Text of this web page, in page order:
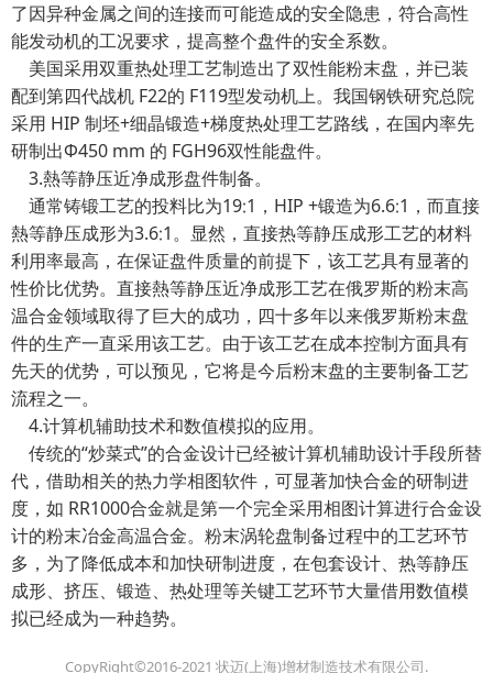
了因异种金属之间的连接而可能造成的安全隐患，符合高性
能发动机的工况要求，提高整个盘件的安全系数。
美国采用双重热处理工艺制造出了双性能粉末盘，并已装
配到第四代战机 F22的 F119型发动机上。我国钢铁研究总院
采用 HIP 制坯+细晶锻造+梯度热处理工艺路线，在国内率先
研制出Φ450 mm 的 FGH96双性能盘件。
3.熱等静压近净成形盘件制备。
通常铸锻工艺的投料比为19∶1，HIP +锻造为6.6∶1，而直接
熱等静压成形为3.6∶1。显然，直接热等静压成形工艺的材料
利用率最高，在保证盘件质量的前提下，该工艺具有显著的
性价比优势。直接熱等静压近净成形工艺在俄罗斯的粉末高
温合金领域取得了巨大的成功，四十多年以来俄罗斯粉末盘
件的生产一直采用该工艺。由于该工艺在成本控制方面具有
先天的优势，可以预见，它将是今后粉末盘的主要制备工艺
流程之一。
4.计算机辅助技术和数值模拟的应用。
传统的“炒菜式”的合金设计已经被计算机辅助设计手段所替
代，借助相关的热力学相图软件，可显著加快合金的研制进
度，如 RR1000合金就是第一个完全采用相图计算进行合金设
计的粉末冶金高温合金。粉末涡轮盘制备过程中的工艺环节
多，为了降低成本和加快研制进度，在包套设计、热等静压
成形、挤压、锻造、热处理等关键工艺环节大量借用数值模
拟已经成为一种趋势。
CopyRight©2016-2021 状迈(上海)增材制造技术有限公司.